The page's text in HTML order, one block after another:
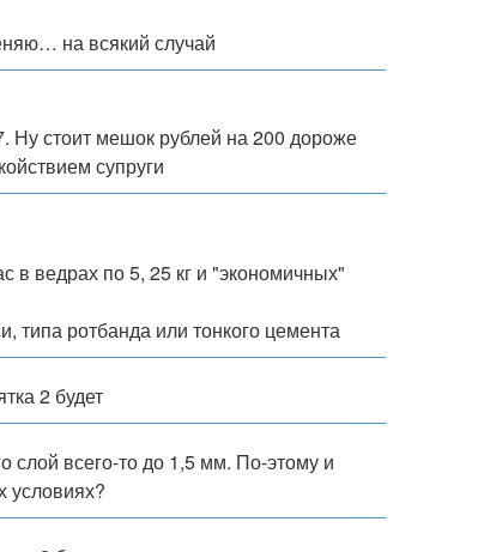
на всякий случай
Ну стоит мешок рублей на 200 дороже
супруги
ведрах по 5, 25 кг и "экономичных"
типа ротбанда или тонкого цемента
2 будет
слой всего-то до 1,5 мм. По-этому и
условиях?